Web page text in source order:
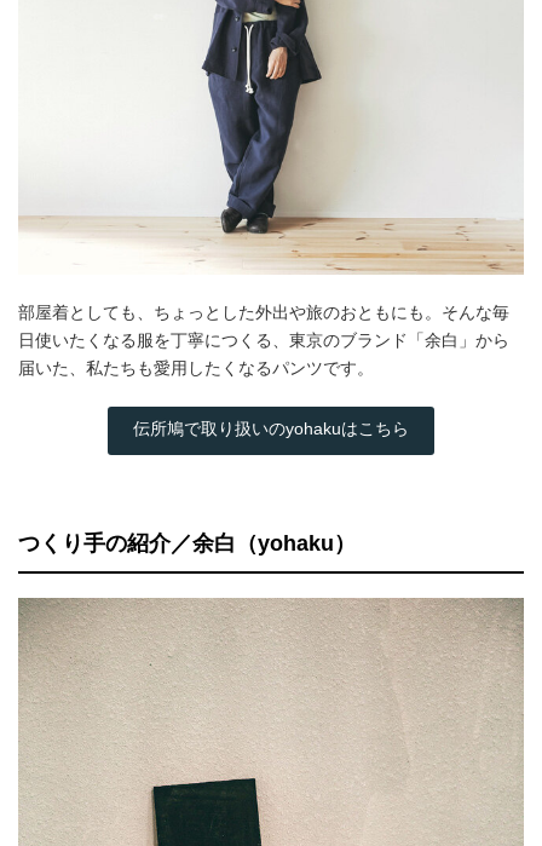
部屋着としても、ちょっとした外出や旅のおともにも。そんな毎
日使いたくなる服を丁寧につくる、東京のブランド「余白」から
届いた、私たちも愛用したくなるパンツです。
伝所鳩で取り扱いのyohakuはこちら
つくり手の紹介／余白（yohaku）